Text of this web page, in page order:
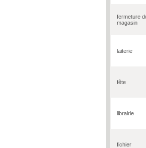
fermeture
magasin
laiterie
fête
librairie
fichier